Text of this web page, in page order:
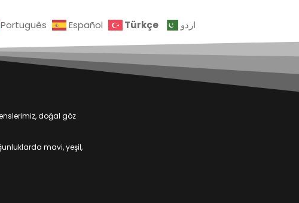
Português Español Türkçe اردو
doğal göz
mavi, yeşil,